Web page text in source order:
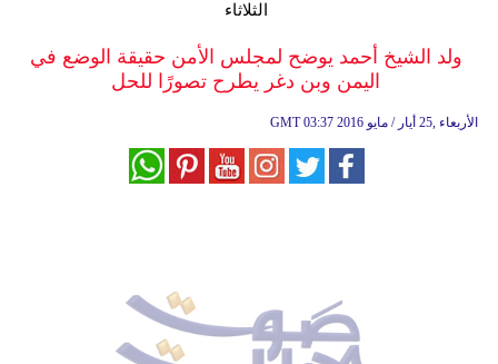
أزياء
الثلاثاء
ولد الشيخ أحمد يوضح لمجلس الأمن حقيقة الوضع في
اليمن وبن دغر يطرح تصورًا للحل
GMT 03:37 2016 الأربعاء ,25 أيار / مايو